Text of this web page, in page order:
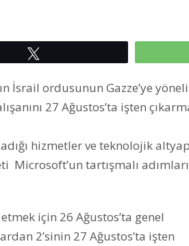
İsrail ordusunun Gazze’ye
27 Ağustos’ta işten
hizmetler ve teknolojik
Microsoft’un tartışmalı adımları
için 26 Ağustos’ta genel
2’sinin 27 Ağustos’ta işten